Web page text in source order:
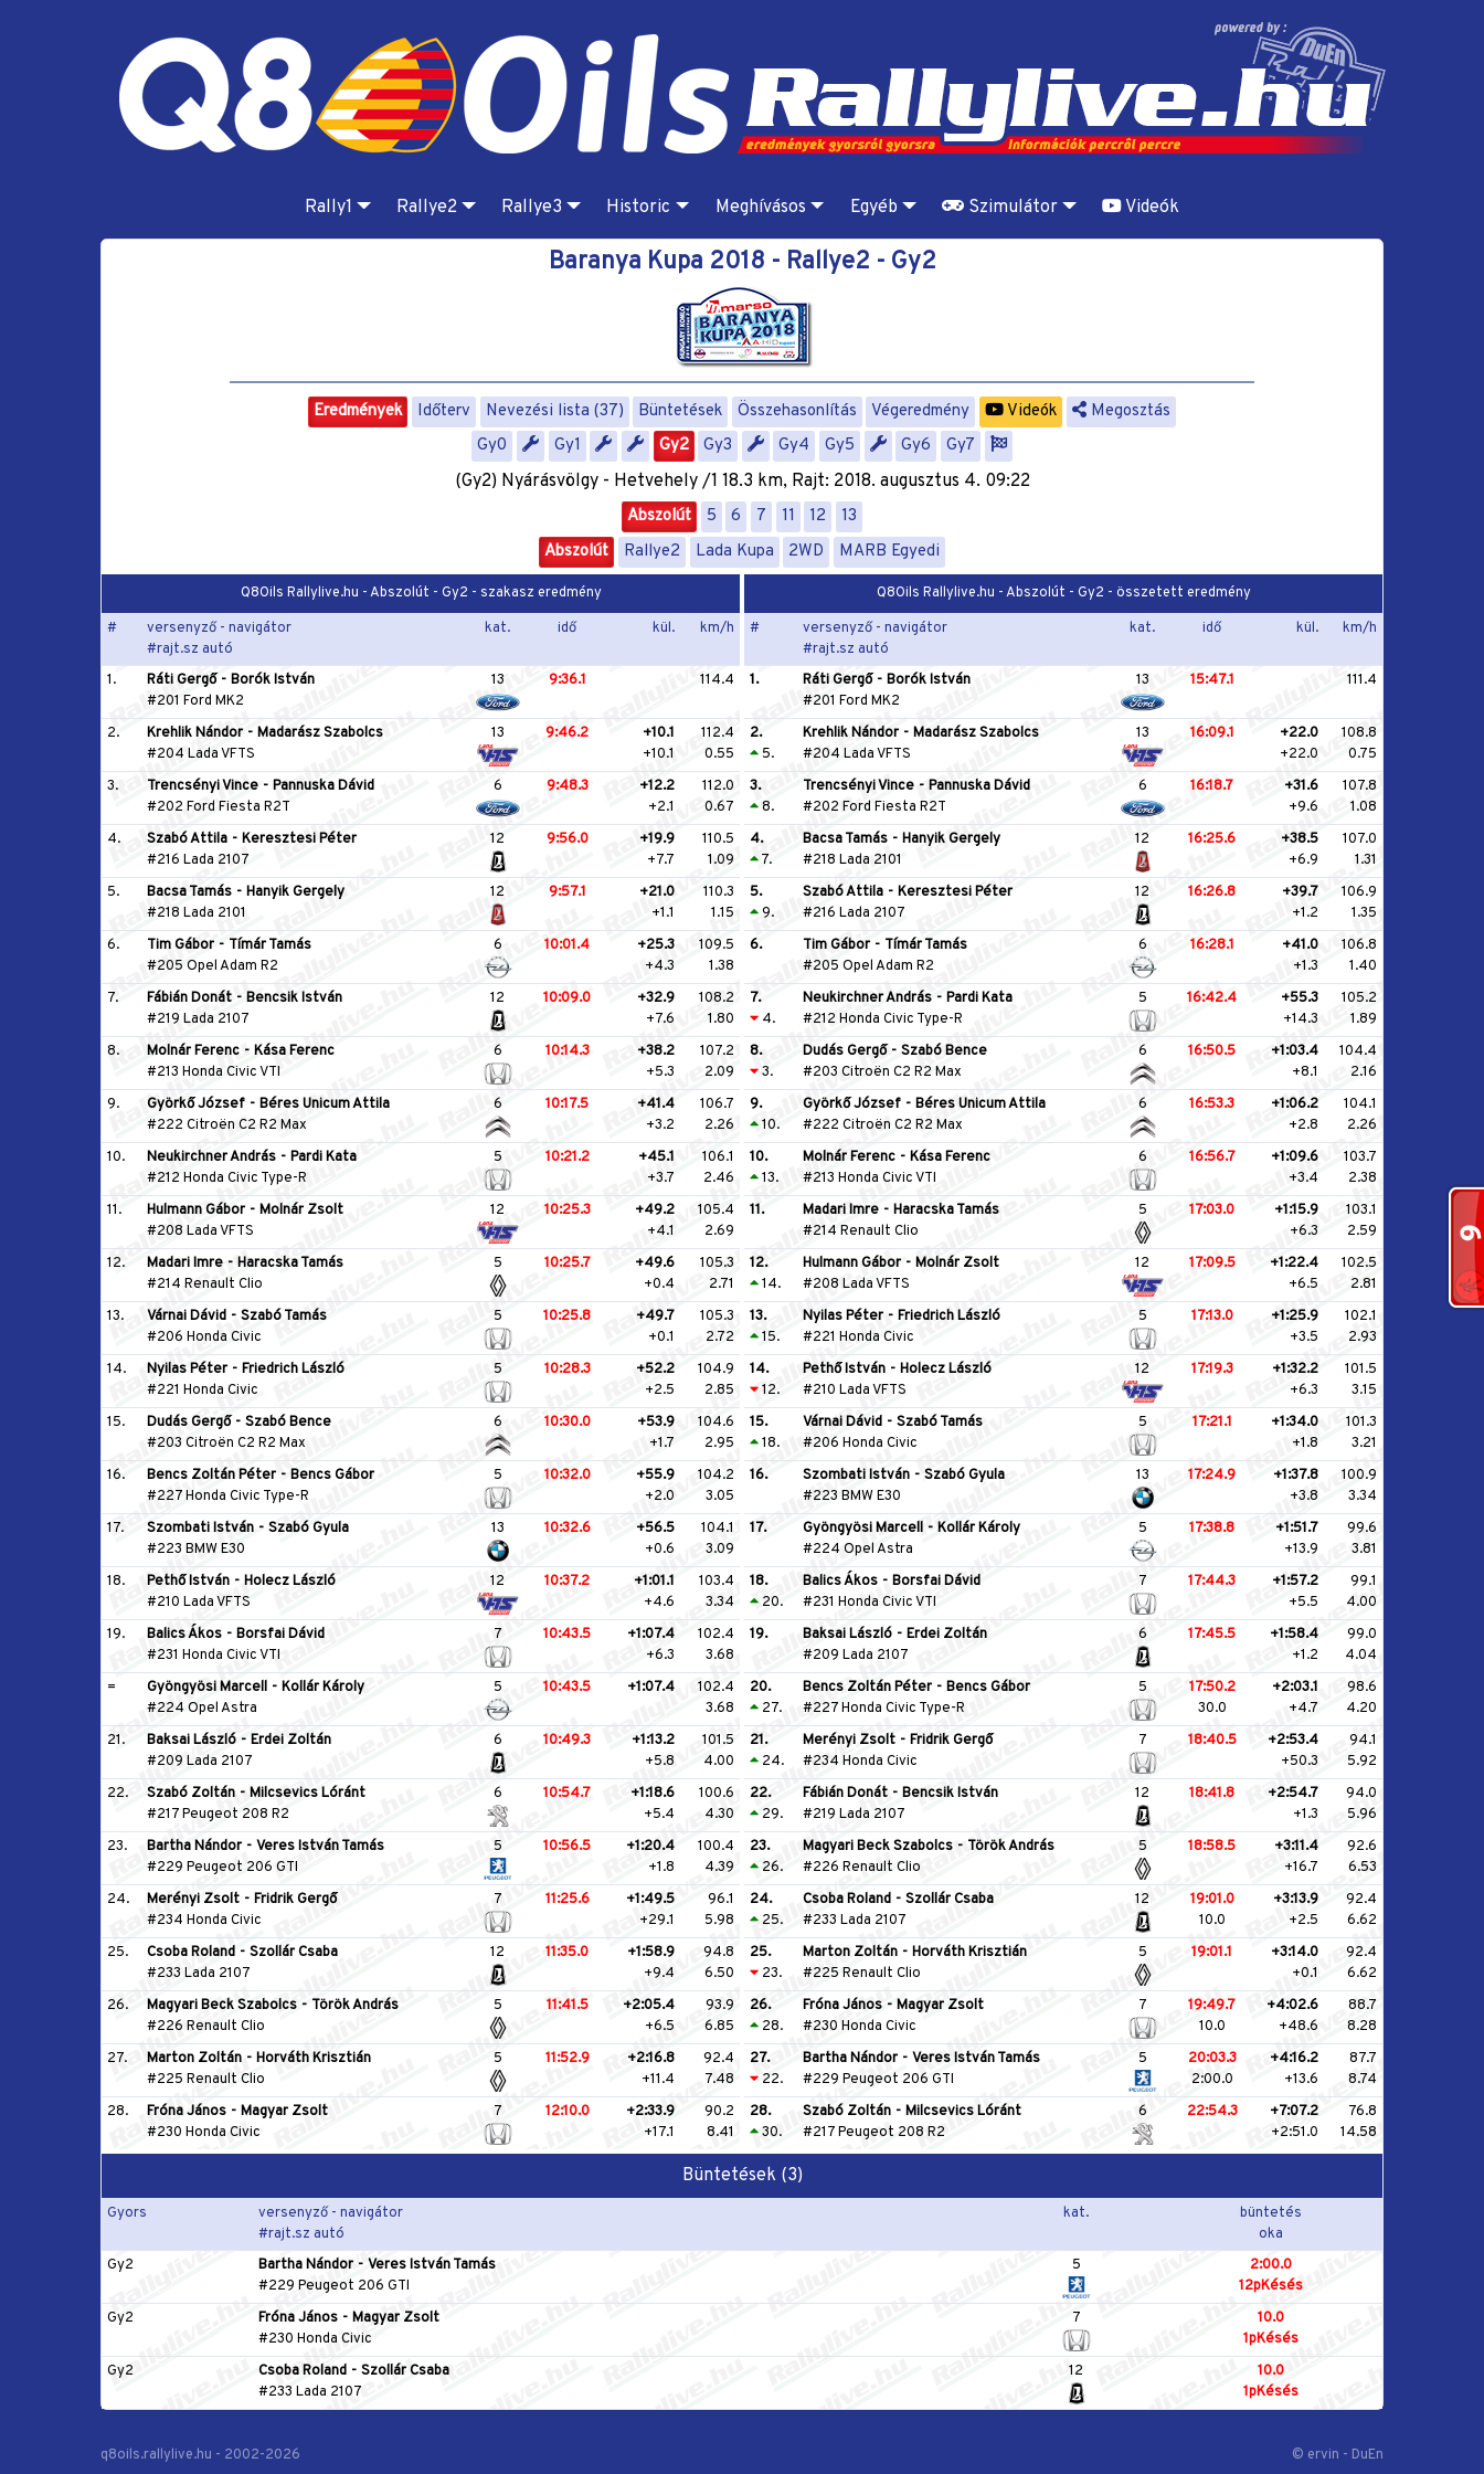
Rally1 Rallye2 Rallye3 Historic Meghívásos Egyéb Szimulátor Videók
Baranya Kupa 2018 - Rallye2 - Gy2
Eredmények Időterv Nevezési lista (37) Büntetések Összehasonlítás Végeredmény Videók
Megosztás
Gy0
Gy1 Gy2 Gy3 Gy4 Gy5 Gy6 Gy7
(Gy2) Nyárásvölgy - Hetvehely /1 18.3 km, Rajt: 2018. augusztus 4. 09:22
Abszolút 5 6 7 11 12
13
Abszolút
Rallye2 Lada Kupa 2WD MARB Egyedi
Q8Oils Rallylive.hu - Abszolút - Gy2 - szakasz eredmény
#
versenyző - navigátor
#rajt.sz autó
kat. idő kül. km/h
1. Ráti Gergő - Borók István
#201 Ford MK2
13 9:36.1 114.4
2. Krehlik Nándor - Madarász Szabolcs
#204 Lada VFTS
13 9:46.2
+10.1
+10.1
112.4
0.55
3.
Trencsényi Vince - Pannuska Dávid
#202 Ford Fiesta R2T
6 9:48.3
+12.2
+2.1
112.0
0.67
4.
Szabó Attila - Keresztesi Péter
#216 Lada 2107
12 9:56.0
+19.9
+7.7
110.5
1.09
5.
Bacsa Tamás - Hanyik Gergely
#218 Lada 2101
12 9:57.1
+21.0
+1.1
110.3
1.15
6.
Tim Gábor - Tímár Tamás
#205 Opel Adam R2
6 10:01.4
+25.3
+4.3
109.5
1.38
7.
Fábián Donát - Bencsik István
#219 Lada 2107
12 10:09.0
+32.9
+7.6
108.2
1.80
8.
Molnár Ferenc - Kása Ferenc
#213 Honda Civic VTI
6 10:14.3
+38.2
+5.3
107.2
2.09
9.
Györkő József - Béres Unicum Attila
#222 Citroën C2 R2 Max
6 10:17.5
+41.4
+3.2
106.7
2.26
10.
Neukirchner András - Pardi Kata
#212 Honda Civic Type-R
5 10:21.2
+45.1
+3.7
106.1
2.46
11.
Hulmann Gábor - Molnár Zsolt
#208 Lada VFTS
12 10:25.3
+49.2
+4.1
105.4
2.69
12.
Madari Imre - Haracska Tamás
#214 Renault Clio
5 10:25.7
+49.6
+0.4
105.3
2.71
13.
Várnai Dávid - Szabó Tamás
#206 Honda Civic
5 10:25.8
+49.7
+0.1
105.3
2.72
14.
Nyilas Péter - Friedrich László
#221 Honda Civic
5 10:28.3
+52.2
+2.5
104.9
2.85
15.
Dudás Gergő - Szabó Bence
#203 Citroën C2 R2 Max
6 10:30.0
+53.9
+1.7
104.6
2.95
16.
Bencs Zoltán Péter - Bencs Gábor
#227 Honda Civic Type-R
5 10:32.0
+55.9
+2.0
104.2
3.05
17.
Szombati István - Szabó Gyula
#223 BMW E30
13 10:32.6
+56.5
+0.6
104.1
3.09
18.
Pethő István - Holecz László
#210 Lada VFTS
12 10:37.2
+1:01.1
+4.6
103.4
3.34
19.
Balics Ákos - Borsfai Dávid
#231 Honda Civic VTI
7 10:43.5
+1:07.4
+6.3
102.4
3.68
=
Gyöngyösi Marcell - Kollár Károly
#224 Opel Astra
5 10:43.5 +1:07.4
102.4
3.68
21.
Baksai László - Erdei Zoltán
#209 Lada 2107
6 10:49.3
+1:13.2
+5.8
101.5
4.00
22.
Szabó Zoltán - Milcsevics Lóránt
#217 Peugeot 208 R2
6 10:54.7
+1:18.6
+5.4
100.6
4.30
23.
Bartha Nándor - Veres István Tamás
#229 Peugeot 206 GTI
5 10:56.5
+1:20.4
+1.8
100.4
4.39
24.
Merényi Zsolt - Fridrik Gergő
#234 Honda Civic
7 11:25.6
+1:49.5
+29.1
96.1
5.98
25.
Csoba Roland - Szollár Csaba
#233 Lada 2107
12 11:35.0
+1:58.9
+9.4
94.8
6.50
26.
Magyari Beck Szabolcs - Török András
#226 Renault Clio
5 11:41.5
+2:05.4
+6.5
93.9
6.85
27.
Marton Zoltán - Horváth Krisztián
#225 Renault Clio
5 11:52.9
+2:16.8
+11.4
92.4
7.48
28.
Fróna János - Magyar Zsolt
#230 Honda Civic
7 12:10.0
+2:33.9
+17.1
90.2
8.41
Q8Oils Rallylive.hu - Abszolút - Gy2 - összetett eredmény
#
versenyző - navigátor
#rajt.sz autó
kat. idő kül. km/h
1. Ráti Gergő - Borók István
#201 Ford MK2
13 15:47.1 111.4
2.
5.
Krehlik Nándor - Madarász Szabolcs
#204 Lada VFTS
13 16:09.1
+22.0
+22.0
108.8
0.75
3.
8.
Trencsényi Vince - Pannuska Dávid
#202 Ford Fiesta R2T
6 16:18.7
+31.6
+9.6
107.8
1.08
4.
7.
Bacsa Tamás - Hanyik Gergely
#218 Lada 2101
12 16:25.6
+38.5
+6.9
107.0
1.31
5.
9.
Szabó Attila - Keresztesi Péter
#216 Lada 2107
12 16:26.8
+39.7
+1.2
106.9
1.35
6.
Tim Gábor - Tímár Tamás
#205 Opel Adam R2
6 16:28.1
+41.0
+1.3
106.8
1.40
7.
4.
Neukirchner András - Pardi Kata
#212 Honda Civic Type-R
5 16:42.4
+55.3
+14.3
105.2
1.89
8.
3.
Dudás Gergő - Szabó Bence
#203 Citroën C2 R2 Max
6 16:50.5
+1:03.4
+8.1
104.4
2.16
9.
10.
Györkő József - Béres Unicum Attila
#222 Citroën C2 R2 Max
6 16:53.3
+1:06.2
+2.8
104.1
2.26
10.
13.
Molnár Ferenc - Kása Ferenc
#213 Honda Civic VTI
6 16:56.7
+1:09.6
+3.4
103.7
2.38
11.
Madari Imre - Haracska Tamás
#214 Renault Clio
5 17:03.0
+1:15.9
+6.3
103.1
2.59
12.
14.
Hulmann Gábor - Molnár Zsolt
#208 Lada VFTS
12 17:09.5
+1:22.4
+6.5
102.5
2.81
13.
15.
Nyilas Péter - Friedrich László
#221 Honda Civic
5 17:13.0
+1:25.9
+3.5
102.1
2.93
14.
12.
Pethő István - Holecz László
#210 Lada VFTS
12 17:19.3
+1:32.2
+6.3
101.5
3.15
15.
18.
Várnai Dávid - Szabó Tamás
#206 Honda Civic
5 17:21.1
+1:34.0
+1.8
101.3
3.21
16.
Szombati István - Szabó Gyula
#223 BMW E30
13 17:24.9
+1:37.8
+3.8
100.9
3.34
17.
Gyöngyösi Marcell - Kollár Károly
#224 Opel Astra
5 17:38.8
+1:51.7
+13.9
99.6
3.81
18.
20.
Balics Ákos - Borsfai Dávid
#231 Honda Civic VTI
7 17:44.3
+1:57.2
+5.5
99.1
4.00
19.
Baksai László - Erdei Zoltán
#209 Lada 2107
6 17:45.5
+1:58.4
+1.2
99.0
4.04
20.
27.
Bencs Zoltán Péter - Bencs Gábor
#227 Honda Civic Type-R
5
17:50.2
30.0
+2:03.1
+4.7
98.6
4.20
21.
24.
Merényi Zsolt - Fridrik Gergő
#234 Honda Civic
7 18:40.5
+2:53.4
+50.3
94.1
5.92
22.
29.
Fábián Donát - Bencsik István
#219 Lada 2107
12 18:41.8
+2:54.7
+1.3
94.0
5.96
23.
26.
Magyari Beck Szabolcs - Török András
#226 Renault Clio
5 18:58.5
+3:11.4
+16.7
92.6
6.53
24.
25.
Csoba Roland - Szollár Csaba
#233 Lada 2107
12
19:01.0
10.0
+3:13.9
+2.5
92.4
6.62
25.
23.
Marton Zoltán - Horváth Krisztián
#225 Renault Clio
5 19:01.1
+3:14.0
+0.1
92.4
6.62
26.
28.
Fróna János - Magyar Zsolt
#230 Honda Civic
7
19:49.7
10.0
+4:02.6
+48.6
88.7
8.28
27.
22.
Bartha Nándor - Veres István Tamás
#229 Peugeot 206 GTI
5
20:03.3
2:00.0
+4:16.2
+13.6
87.7
8.74
28.
30.
Szabó Zoltán - Milcsevics Lóránt
#217 Peugeot 208 R2
6 22:54.3
+7:07.2
+2:51.0
76.8
14.58
Büntetések (3)
Gyors
versenyző - navigátor
#rajt.sz autó
kat.
büntetés
oka
Gy2
Bartha Nándor - Veres István Tamás
#229 Peugeot 206 GTI
5
2:00.0
12pKésés
Gy2
Fróna János - Magyar Zsolt
#230 Honda Civic
7
10.0
1pKésés
Gy2
Csoba Roland - Szollár Csaba
#233 Lada 2107
12
10.0
1pKésés
q8oils.rallylive.hu - 2002-2026 © ervin - DuEn